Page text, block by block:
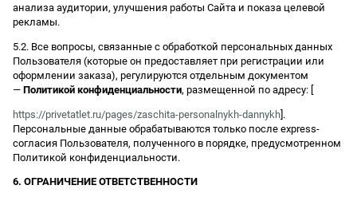
анализа аудитории, улучшения работы Сайта и показа целевой
рекламы.
5.2. Все вопросы, связанные с обработкой персональных данных
Пользователя (которые он предоставляет при регистрации или
оформлении заказа), регулируются отдельным документом
— Политикой конфиденциальности, размещенной по адресу: [
https://privetatlet.ru/pages/zaschita-personalnykh-dannykh ].
Персональные данные обрабатываются только после express-
согласия Пользователя, полученного в порядке, предусмотренном
Политикой конфиденциальности.
6. ОГРАНИЧЕНИЕ ОТВЕТСТВЕННОСТИ